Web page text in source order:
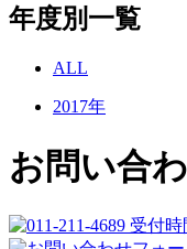
年度別一覧
ALL
2017年
お問い合